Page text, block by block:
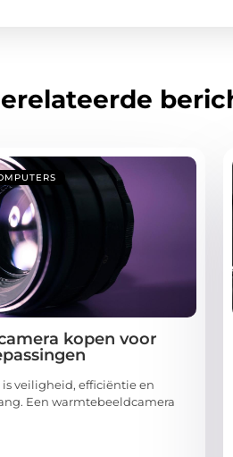
kopen voor
veiligheid, efficiëntie en
Een warmtebeeldcamera